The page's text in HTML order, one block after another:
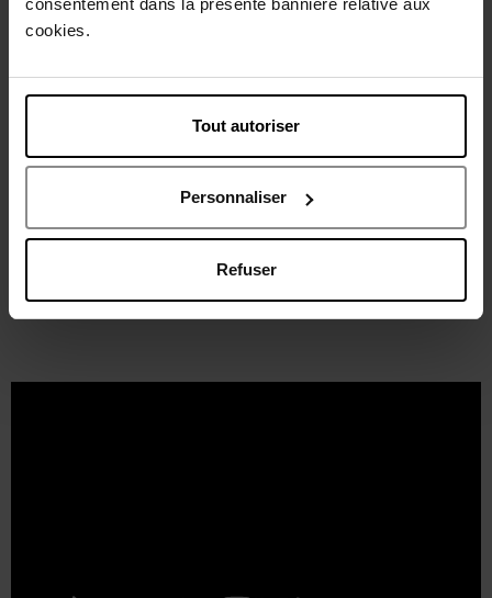
cookies.
Tout autoriser
Personnaliser
Refuser
L'INTERDIT LE PARFUM
Eau de Parfum
Gentleman Society Ambrée
Eau de Parfum